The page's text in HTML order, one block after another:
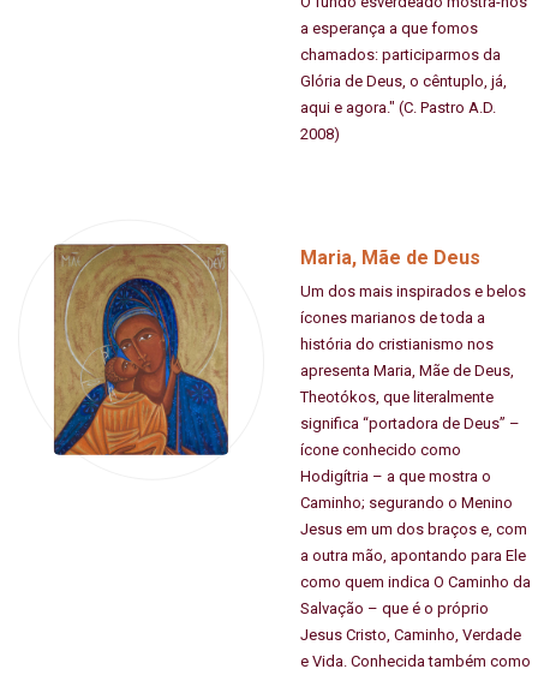
a esperança a que fomos
chamados: participarmos da
Glória de Deus, o cêntuplo, já,
aqui e agora." (C. Pastro A.D.
2008)
Maria, Mãe de Deus
Um dos mais inspirados e belos
ícones marianos de toda a
história do cristianismo nos
apresenta Maria, Mãe de Deus,
Theotókos, que literalmente
significa “portadora de Deus” –
ícone conhecido como
Hodigítria – a que mostra o
Caminho; segurando o Menino
Jesus em um dos braços e, com
a outra mão, apontando para Ele
como quem indica O Caminho da
Salvação – que é o próprio
Jesus Cristo, Caminho, Verdade
e Vida. Conhecida também como